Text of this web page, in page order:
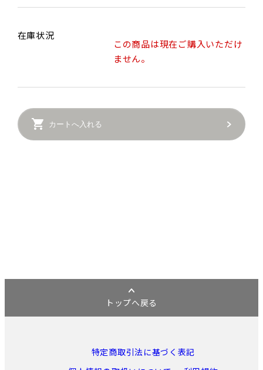
在庫状況
この商品は現在ご購入いただけ
ません。
カートへ入れる
トップへ戻る
特定商取引法に基づく表記